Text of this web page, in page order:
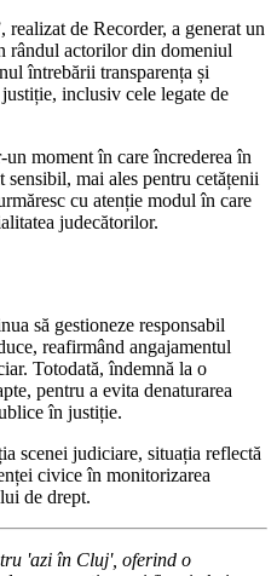
de Recorder, a generat un
rândul actorilor din domeniul
întrebării transparența și
inclusiv cele legate de
moment în care încrederea în
mai ales pentru cetățenii
cu atenție modul în care
judecătorilor.
să gestioneze responsabil
reafirmând angajamentul
Totodată, îndemnă la o
pentru a evita denaturarea
în justiție.
scenei judiciare, situația reflectă
civice în monitorizarea
de drept.
'azi în Cluj', oferind o